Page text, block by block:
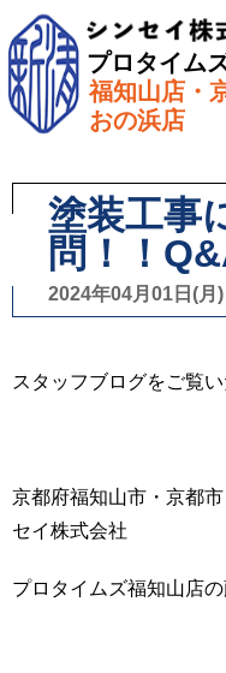
プロタイム
福知山店・
おの浜店
ホーム»スタッフブ
問！！Q&A（第2段）
塗装工事
問！！
2024年04月01日(月)
スタッフブログをご覧
京都府福知山市・京都
セイ株式会社
プロタイムズ福知山店の